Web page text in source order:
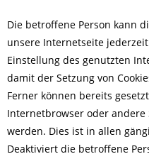
Die betroffene Person kann
unsere Internetseite
Einstellung des genutzten
damit der Setzung von
Ferner können bereits
Internetbrowser oder
werden. Dies ist in allen
Deaktiviert die betroffene